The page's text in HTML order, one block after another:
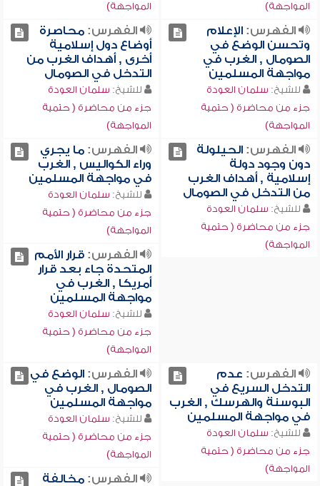
المواجهة)
المواجهة)
الفهرس:الإعلام
وتحسن الوضع في
الصومال , الغرب في
مواجهة المسلمين
للشيخ: سلمان العودة
جزء من محاضرة ( حتمية
المواجهة)
الفهرس:محاصرة
أوضاع دول إسلامية
أخرى , أهداف الغرب من
التدخل في الصومال
للشيخ: سلمان العودة
جزء من محاضرة ( حتمية
المواجهة)
الفهرس:الحيلولة
دون وجود دولة
إسلامية , أهداف الغرب
من التدخل في الصومال
للشيخ: سلمان العودة
جزء من محاضرة ( حتمية
المواجهة)
الفهرس:ما يجري
وراء الكواليس , الغرب
في مواجهة المسلمين
للشيخ: سلمان العودة
جزء من محاضرة ( حتمية
المواجهة)
الفهرس:قرار الأمم
المتحدة جاء بعد قرار
أمريكا , الغرب في
مواجهة المسلمين
للشيخ: سلمان العودة
جزء من محاضرة ( حتمية
المواجهة)
الفهرس: عدم
التدخل السريع في
البوسنة والهرسك , الغرب
في مواجهة المسلمين
للشيخ: سلمان العودة
جزء من محاضرة ( حتمية
المواجهة)
الفهرس:الوضع في
الصومال , الغرب في
مواجهة المسلمين
للشيخ: سلمان العودة
جزء من محاضرة ( حتمية
المواجهة)
الفهرس:مخالفة